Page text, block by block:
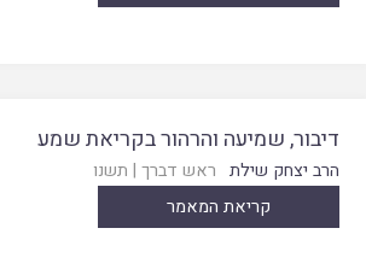
דיבור, שמיעה והרהור בקריאת שמע
הרב יצחק שילת ראש דברך | תשנו
קריאת המאמר